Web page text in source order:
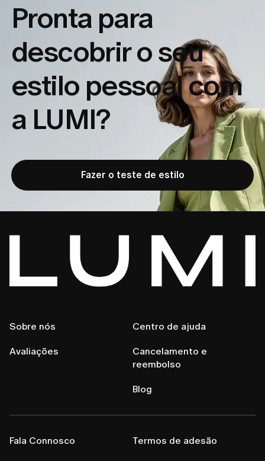
Pronta para
descobrir o seu
estilo pessoal com
a LUMI?
Fazer o teste de estilo
Sobre nós
Avaliações
Centro de ajuda
Cancelamento e
reembolso
Blog
Fala Connosco Termos de adesão